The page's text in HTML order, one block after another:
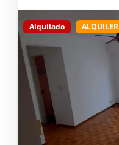
Alquilado ALQUILER